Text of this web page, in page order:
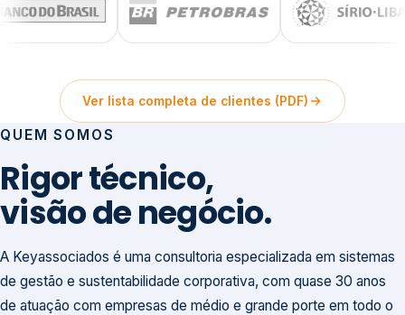
Ver lista completa de clientes (PDF)
QUEM SOMOS
Rigor técnico,
visão de negócio.
A Keyassociados é uma consultoria especializada em sistemas
de gestão e sustentabilidade corporativa, com quase 30 anos
de atuação com empresas de médio e grande porte em todo o